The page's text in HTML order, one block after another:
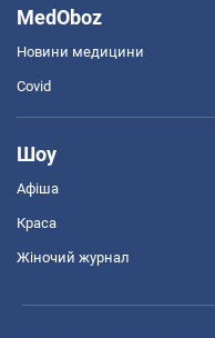
MedOboz
Новини медицини
Covid
Шоу
Афіша
Краса
Жіночий журнал